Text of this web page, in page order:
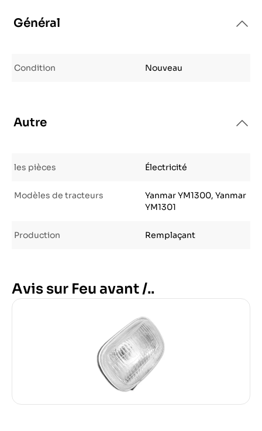
Général
Condition Nouveau
Autre
les pièces Électricité
Modèles de tracteurs
Yanmar YM1300, Yanmar
YM1301
Production Remplaçant
Avis sur Feu avant /..